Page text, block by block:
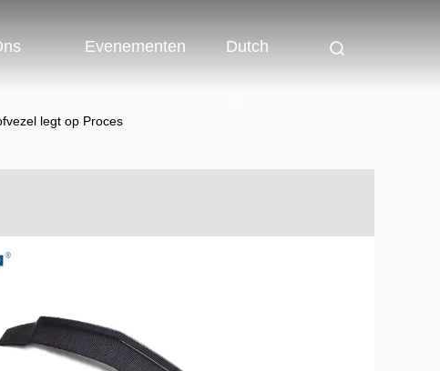
Evenementen Dutch
legt op Proces